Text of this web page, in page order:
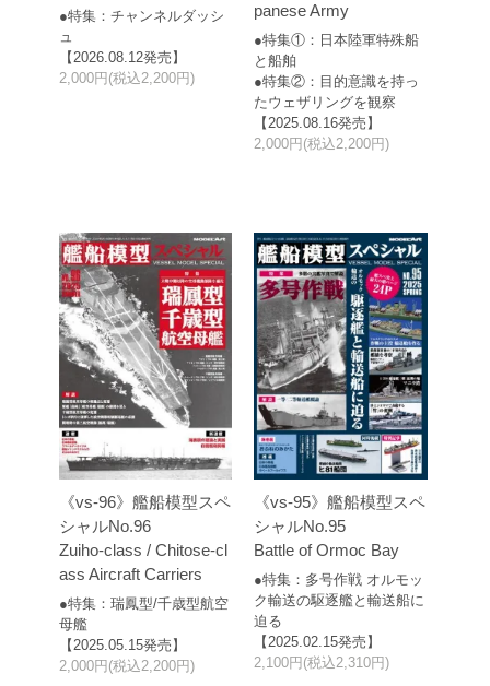
●特集：チャンネルダッシ
ュ
【2026.08.12発売】
2,000円(税込2,200円)
panese Army
●特集①：日本陸軍特殊船
と船舶
●特集②：目的意識を持っ
たウェザリングを観察
【2025.08.16発売】
2,000円(税込2,200円)
《vs-96》艦船模型スペ
シャルNo.96
Zuiho-class / Chitose-cl
ass Aircraft Carriers
●特集：瑞鳳型/千歳型航空
母艦
【2025.05.15発売】
2,000円(税込2,200円)
《vs-95》艦船模型スペ
シャルNo.95
Battle of Ormoc Bay
●特集：多号作戦 オルモッ
ク輸送の駆逐艦と輸送船に
迫る
【2025.02.15発売】
2,100円(税込2,310円)